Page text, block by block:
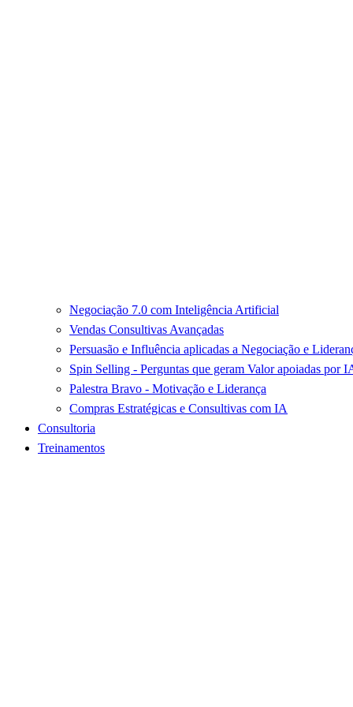
Negociação 7.0 com Inteligência Artificial
Vendas Consultivas Avançadas
Persuasão e Influência aplicadas a Negociação e
Spin Selling - Perguntas que geram Valor apoiadas por
Palestra Bravo - Motivação e Liderança
Compras Estratégicas e Consultivas com IA
Consultoria
Treinamentos